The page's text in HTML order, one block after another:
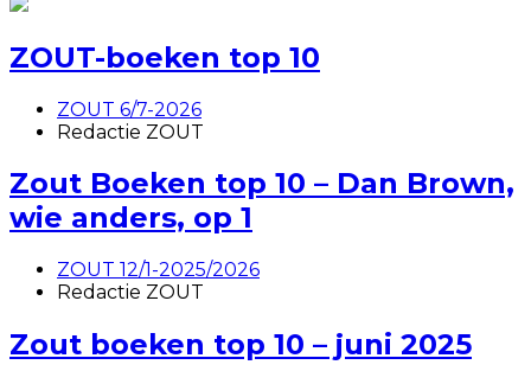
ZOUT-boeken top 10
ZOUT 6/7-2026
Redactie ZOUT
Zout Boeken top 10 – Dan Brown,
wie anders, op 1
ZOUT 12/1-2025/2026
Redactie ZOUT
Zout boeken top 10 – juni 2025